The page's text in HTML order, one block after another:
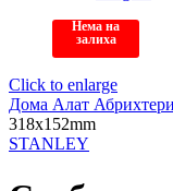
Нема на
залиха
Click to enlarge
Дома Алат
318x152mm
STANLEY